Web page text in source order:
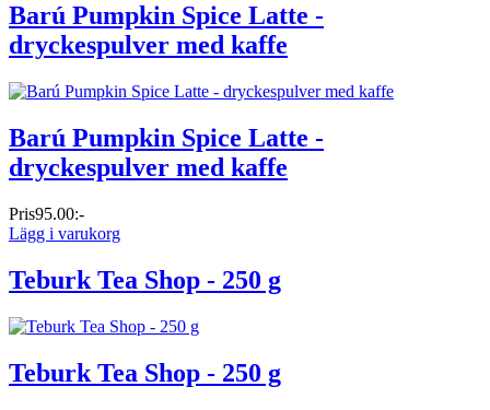
Barú Pumpkin Spice Latte -
dryckespulver med kaffe
Barú Pumpkin Spice Latte -
dryckespulver med kaffe
Pris95.00:-
Lägg i varukorg
Teburk Tea Shop - 250 g
Teburk Tea Shop - 250 g